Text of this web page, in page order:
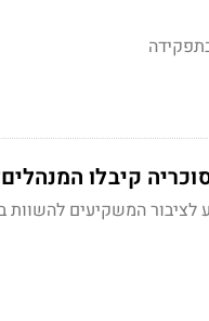
קיבלו
המשקיעים להשוות